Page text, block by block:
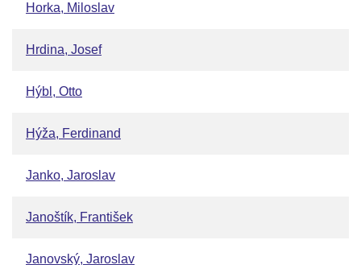
Horka, Miloslav
Hrdina, Josef
Hýbl, Otto
Hýža, Ferdinand
Janko, Jaroslav
Janoštík, František
Janovský, Jaroslav